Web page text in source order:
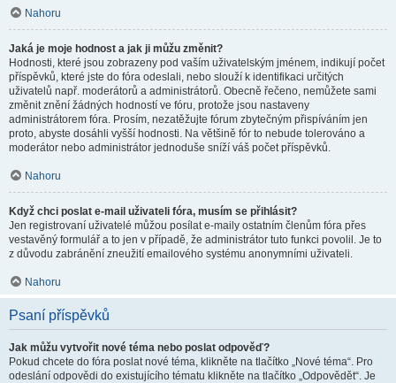
Nahoru
Jaká je moje hodnost a jak ji můžu změnit?
Hodnosti, které jsou zobrazeny pod vaším uživatelským jménem, indikují počet
příspěvků, které jste do fóra odeslali, nebo slouží k identifikaci určitých
uživatelů např. moderátorů a administrátorů. Obecně řečeno, nemůžete sami
změnit znění žádných hodností ve fóru, protože jsou nastaveny
administrátorem fóra. Prosím, nezatěžujte fórum zbytečným přispíváním jen
proto, abyste dosáhli vyšší hodnosti. Na většině fór to nebude tolerováno a
moderátor nebo administrátor jednoduše sníží váš počet příspěvků.
Nahoru
Když chci poslat e-mail uživateli fóra, musím se přihlásit?
Jen registrovaní uživatelé můžou posílat e-maily ostatním členům fóra přes
vestavěný formulář a to jen v případě, že administrátor tuto funkci povolil. Je to
z důvodu zabránění zneužití emailového systému anonymními uživateli.
Nahoru
Psaní příspěvků
Jak můžu vytvořit nové téma nebo poslat odpověď?
Pokud chcete do fóra poslat nové téma, klikněte na tlačítko „Nové téma“. Pro
odeslání odpovědi do existujícího tématu klikněte na tlačítko „Odpovědět“. Je